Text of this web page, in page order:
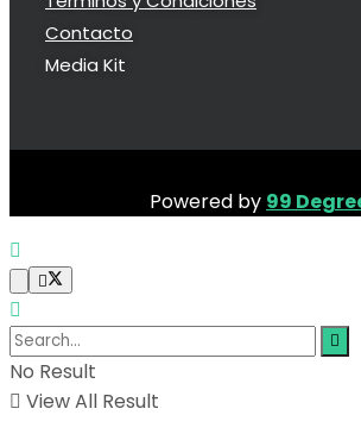
Contacto
Media Kit
Powered by 99
No Result
View All Result